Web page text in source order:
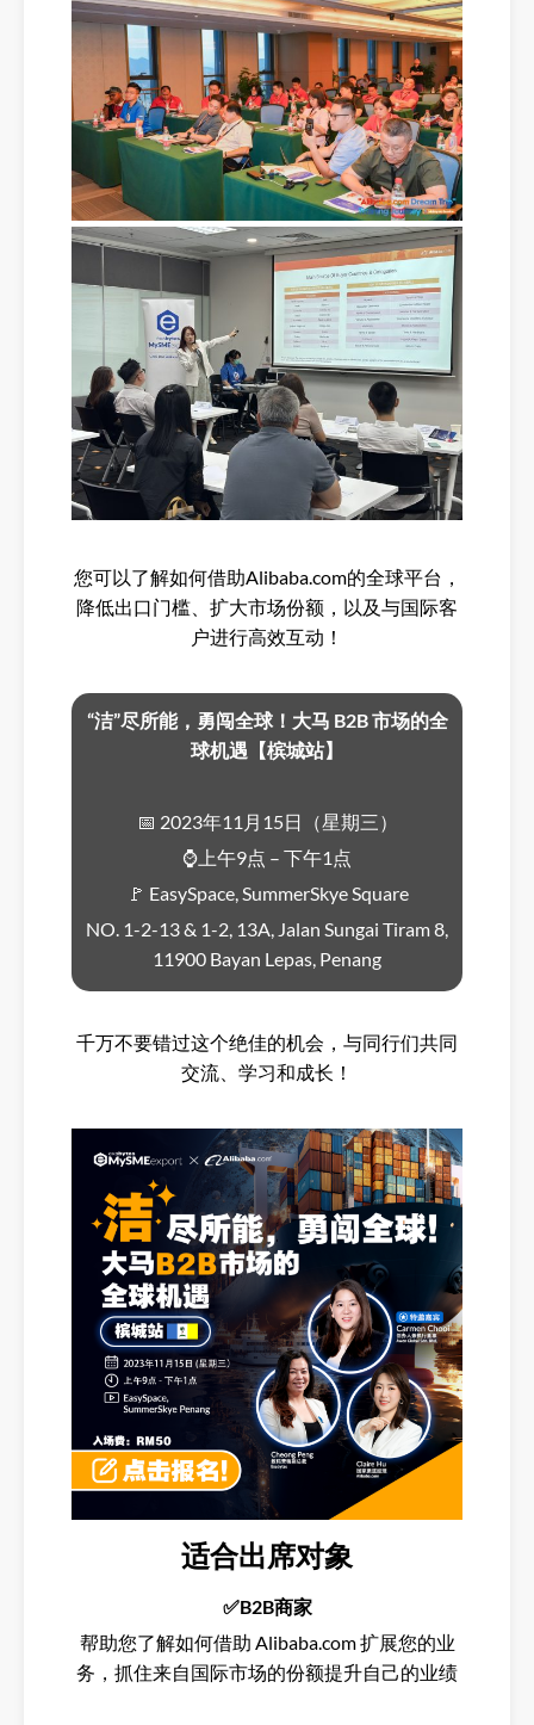
您可以了解如何借助Alibaba.com的全球平台，
降低出口门槛、扩大市场份额，以及与国际客
户进行高效互动！
“洁”尽所能，勇闯全球！大马 B2B 市场的全
球机遇【槟城站】
📅 2023年11月15日（星期三）
⌚上午9点 – 下午1点
🚩 EasySpace, SummerSkye Square
NO. 1-2-13 & 1-2, 13A, Jalan Sungai Tiram 8,
11900 Bayan Lepas, Penang
千万不要错过这个绝佳的机会，与同行们共同
交流、学习和成长！
适合出席对象
✅B2B商家
帮助您了解如何借助 Alibaba.com 扩展您的业
务，抓住来自国际市场的份额提升自己的业绩